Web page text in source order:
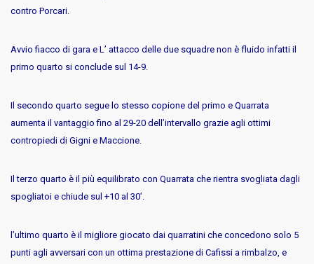
contro Porcari.
Avvio fiacco di gara e L’ attacco delle due squadre non è fluido infatti il
primo quarto si conclude sul 14-9.
Il secondo quarto segue lo stesso copione del primo e Quarrata
aumenta il vantaggio fino al 29-20 dell’intervallo grazie agli ottimi
contropiedi di Gigni e Maccione.
Il terzo quarto è il più equilibrato con Quarrata che rientra svogliata dagli
spogliatoi e chiude sul +10 al 30’.
l’ultimo quarto è il migliore giocato dai quarratini che concedono solo 5
punti agli avversari con un ottima prestazione di Cafissi a rimbalzo, e